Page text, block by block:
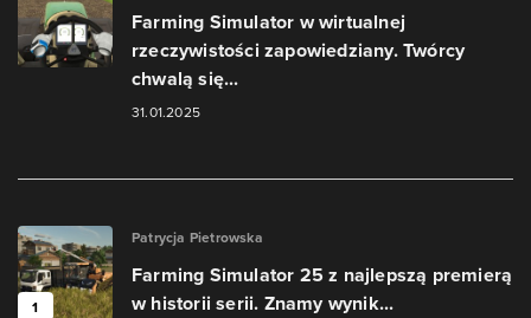
Farming Simulator w wirtualnej
rzeczywistości zapowiedziany. Twórcy
chwalą się...
31.01.2025
1
Patrycja Pietrowska
Farming Simulator 25 z najlepszą premierą
w historii serii. Znamy wynik...